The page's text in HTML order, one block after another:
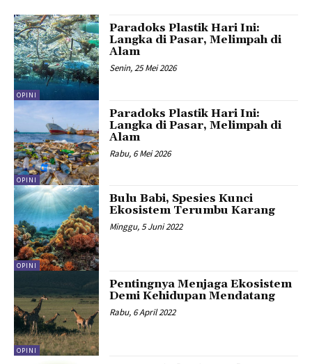
OPINI
Paradoks Plastik Hari Ini:
Langka di Pasar, Melimpah di
Alam
Senin, 25 Mei 2026
OPINI
Paradoks Plastik Hari Ini:
Langka di Pasar, Melimpah di
Alam
Rabu, 6 Mei 2026
OPINI
Bulu Babi, Spesies Kunci
Ekosistem Terumbu Karang
Minggu, 5 Juni 2022
OPINI
Pentingnya Menjaga Ekosistem
Demi Kehidupan Mendatang
Rabu, 6 April 2022